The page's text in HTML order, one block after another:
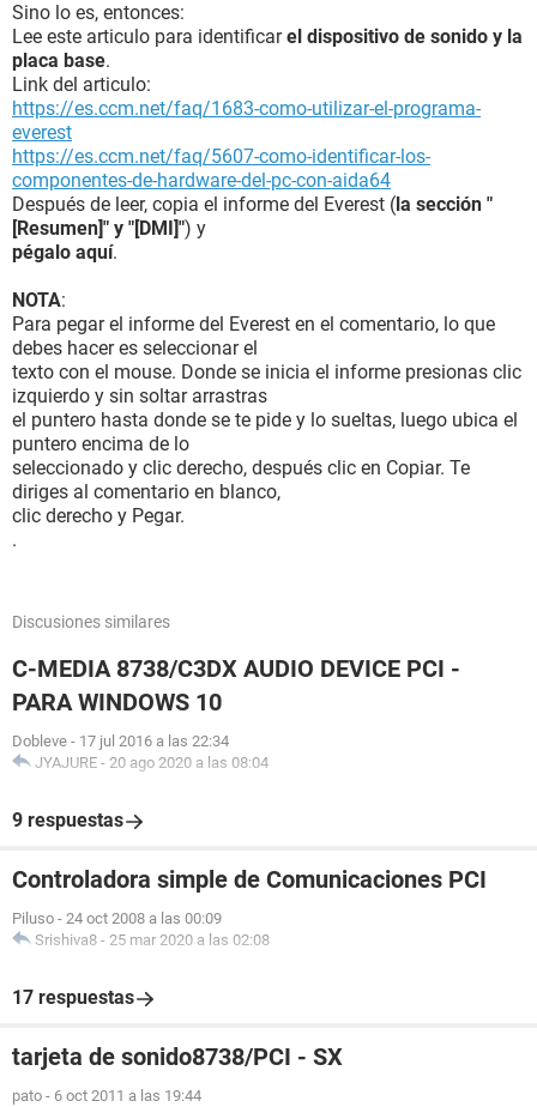
Sino lo es, entonces:
Lee este articulo para identificarel dispositivo de sonido y la
placa base.
Link del articulo:
https://es.ccm.net/faq/1683-como-utilizar-el-programa-
everest
https://es.ccm.net/faq/5607-como-identificar-los-
componentes-de-hardware-del-pc-con-aida64
Después de leer, copia el informe del Everest (la sección "
[Resumen]" y "[DMI]") y
pégalo aquí.
NOTA:
Para pegar el informe del Everest en el comentario, lo que
debes hacer es seleccionar el
texto con el mouse. Donde se inicia el informe presionas clic
izquierdo y sin soltar arrastras
el puntero hasta donde se te pide y lo sueltas, luego ubica el
puntero encima de lo
seleccionado y clic derecho, después clic en Copiar. Te
diriges al comentario en blanco,
clic derecho y Pegar.
.
Discusiones similares
C-MEDIA 8738/C3DX AUDIO DEVICE PCI -
PARA WINDOWS 10
Dobleve - 17 jul 2016 a las 22:34
JYAJURE - 20 ago 2020 a las 08:04
9 respuestas
Controladora simple de Comunicaciones PCI
Piluso - 24 oct 2008 a las 00:09
Srishiva8 - 25 mar 2020 a las 02:08
17 respuestas
tarjeta de sonido8738/PCI - SX
pato - 6 oct 2011 a las 19:44